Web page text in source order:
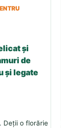
și
de
și legate
Deții o florărie